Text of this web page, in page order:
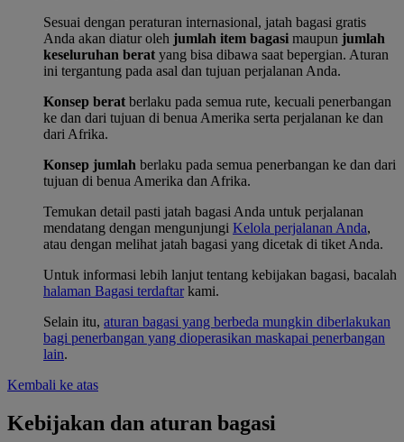
Sesuai dengan peraturan internasional, jatah bagasi gratis
Anda akan diatur oleh jumlah item bagasi maupun jumlah
keseluruhan berat yang bisa dibawa saat bepergian. Aturan
ini tergantung pada asal dan tujuan perjalanan Anda.
Konsep berat berlaku pada semua rute, kecuali penerbangan
ke dan dari tujuan di benua Amerika serta perjalanan ke dan
dari Afrika.
Konsep jumlah berlaku pada semua penerbangan ke dan dari
tujuan di benua Amerika dan Afrika.
Temukan detail pasti jatah bagasi Anda untuk perjalanan
mendatang dengan mengunjungi Kelola perjalanan Anda,
atau dengan melihat jatah bagasi yang dicetak di tiket Anda.
Untuk informasi lebih lanjut tentang kebijakan bagasi, bacalah
halaman Bagasi terdaftarkami.
Selain itu, aturan bagasi yang berbeda mungkin diberlakukan
bagi penerbangan yang dioperasikan maskapai penerbangan
lain.
Kembali ke atas
Kebijakan dan aturan bagasi